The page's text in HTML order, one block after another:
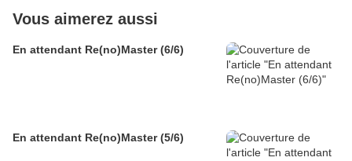
Vous aimerez aussi
En attendant Re(no)Master (6/6)
En attendant Re(no)Master (5/6)